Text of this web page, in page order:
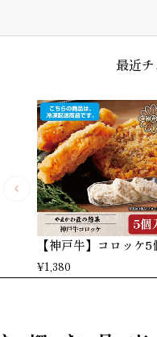
最近
【神戸牛】コロッケ5
¥1,380